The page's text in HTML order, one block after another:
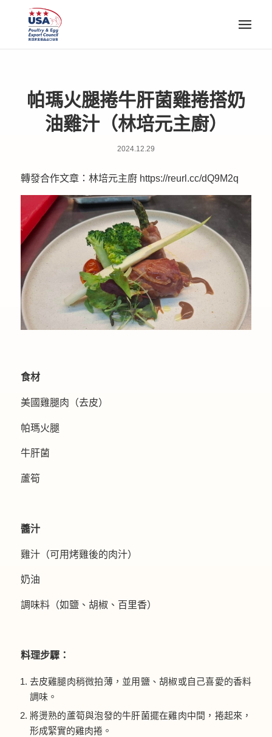
帕瑪火腿捲牛肝菌雞捲搭奶
油雞汁（林培元主廚）
2024.12.29
轉發合作文章：林培元主廚 https://reurl.cc/dQ9M2q
食材
美國雞腿肉（去皮）
帕瑪火腿
牛肝菌
蘆筍
醬汁
雞汁（可用烤雞後的肉汁）
奶油
調味料（如鹽、胡椒、百里香）
料理步驟：
去皮雞腿肉稍微拍薄，並用鹽、胡椒或自己喜愛的香料
調味。
將燙熟的蘆筍與泡發的牛肝菌擺在雞肉中間，捲起來，
形成緊實的雞肉捲。